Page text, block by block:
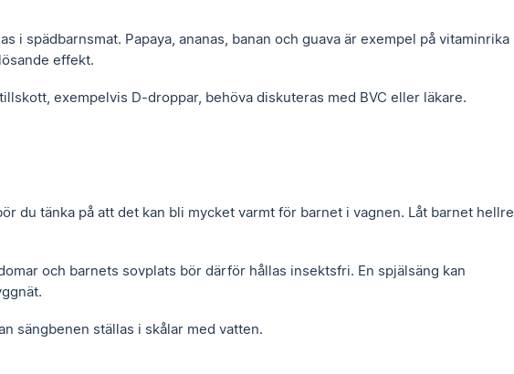
i spädbarnsmat. Papaya, ananas, banan och guava är exempel på vitaminrika
effekt.
exempelvis D-droppar, behöva diskuteras med BVC eller läkare.
du tänka på att det kan bli mycket varmt för barnet i vagnen. Låt barnet hellre
och barnets sovplats bör därför hållas insektsfri. En spjälsäng kan
sängbenen ställas i skålar med vatten.